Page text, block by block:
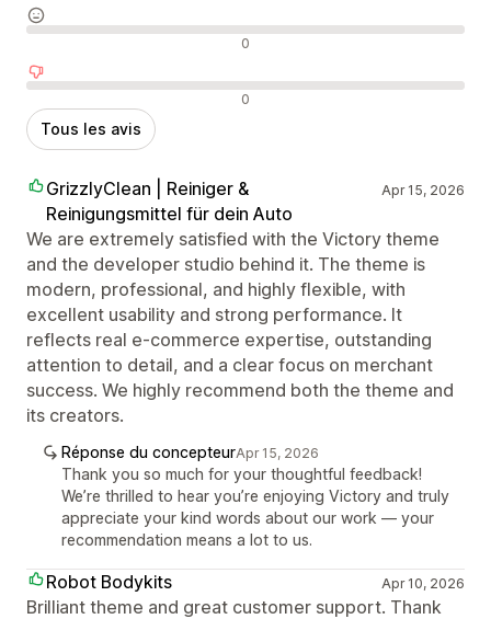
Avis neutres 0
Avis négatifs 0
Tous les avis
GrizzlyClean | Reiniger &
Reinigungsmittel für dein Auto
Apr 15, 2026
We are extremely satisfied with the Victory theme
and the developer studio behind it. The theme is
modern, professional, and highly flexible, with
excellent usability and strong performance. It
reflects real e-commerce expertise, outstanding
attention to detail, and a clear focus on merchant
success. We highly recommend both the theme and
its creators.
Réponse du concepteurApr 15, 2026
Thank you so much for your thoughtful feedback!
We’re thrilled to hear you’re enjoying Victory and truly
appreciate your kind words about our work — your
recommendation means a lot to us.
Robot Bodykits Apr 10, 2026
Brilliant theme and great customer support. Thank